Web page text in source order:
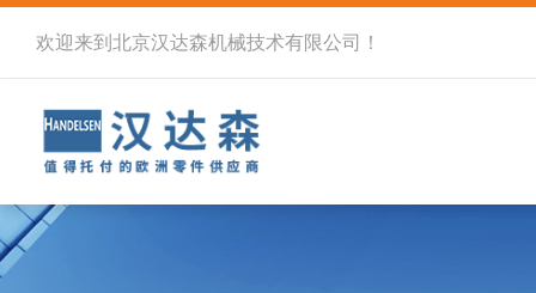
欢迎来到北京汉达森机械技术有限公司！